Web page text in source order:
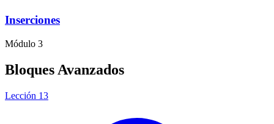
Inserciones
Módulo 3
Bloques Avanzados
Lección 13